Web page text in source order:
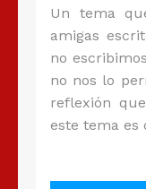
Un tema
amigas
no
no nos lo
reflexión
este tema es